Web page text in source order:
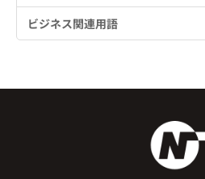
ビジネス関連用語